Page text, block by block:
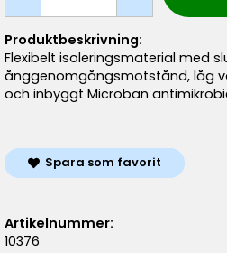
Produktbeskrivning:
Flexibelt isoleringsmaterial med
ånggenomgångsmotstånd, låg
och inbyggt Microban
Spara som favorit
Artikelnummer:
10376